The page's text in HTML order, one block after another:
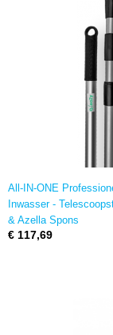
All-IN-ONE
Inwasser -
& Azella Spons
€ 117,69